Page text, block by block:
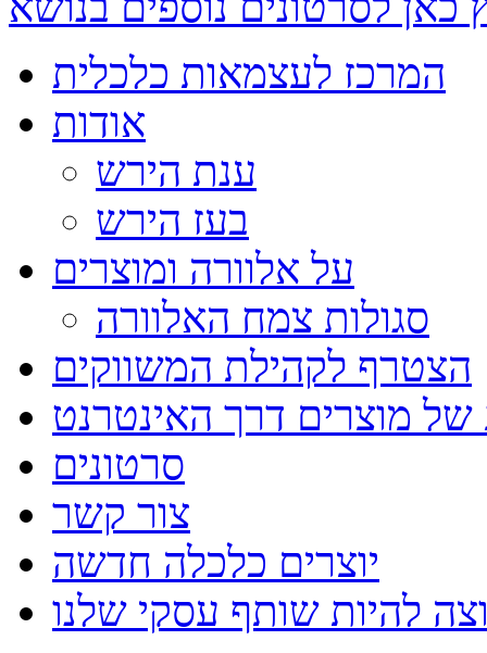
המרכז לעצמאות כלכלית
אודות
ענת הירש
בעז הירש
על אלוורה ומוצרים
סגולות צמח האלוורה
הצטרף לקהילת המשווקים
של מוצרים דרך האינטרנט
סרטונים
צור קשר
יוצרים כלכלה חדשה